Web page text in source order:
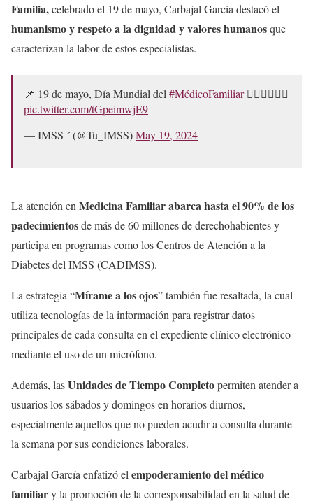
Familia,celebrado el 19 de mayo, Carbajal García destacó el
humanismo y respeto a la dignidad y valores humanosque
caracterizan la labor de estos especialistas.
📌 19 de mayo, Día Mundial del#MédicoFamiliar👨🏻‍⚕👩🏻‍⚕
pic.twitter.com/tGpeimwjE9
— IMSS  (@Tu_IMSS)May 19, 2024
La atención enMedicina Familiar abarca hasta el 90% de los
padecimientosde más de 60 millones de derechohabientes y
participa en programas como los Centros de Atención a la
Diabetes del IMSS (CADIMSS).
La estrategia “Mírame a los ojos” también fue resaltada, la cual
utiliza tecnologías de la información para registrar datos
principales de cada consulta en el expediente clínico electrónico
mediante el uso de un micrófono.
Además, lasUnidades de Tiempo Completopermiten atender a
usuarios los sábados y domingos en horarios diurnos,
especialmente aquellos que no pueden acudir a consulta durante
la semana por sus condiciones laborales.
Carbajal García enfatizó elempoderamiento del médico
familiary la promoción de la corresponsabilidad en la salud de